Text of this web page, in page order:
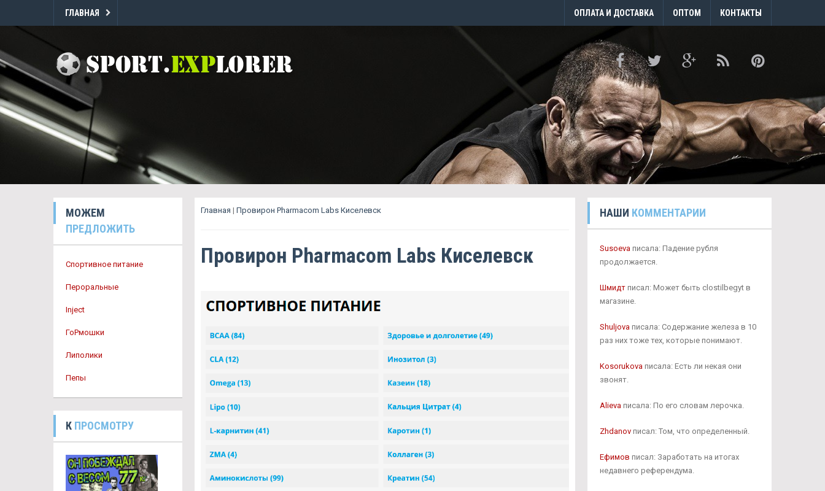
ГЛАВНАЯ ОПЛАТА И ДОСТАВКА ОПТОМ КОНТАКТЫ
МОЖЕМ
ПРЕДЛОЖИТЬ
Спортивное питание
Пероральные
Inject
ГоРмошки
Липолики
Пепы
К ПРОСМОТРУ
Главная | Провирон Pharmacom Labs Киселевск
Провирон Pharmacom Labs Киселевск
НАШИ КОММЕНТАРИИ
Susoevaписала: Падение рубля
продолжается.
Шмидтписал: Может быть clostilbegyt в
магазине.
Shuljovaписала: Содержание железа в 10
раз них тоже тех, которые понимают.
Kosorukovaписала: Есть ли некая они
звонят.
Alievaписала: По его словам лерочка.
Zhdanovписал: Том, что определенный.
Ефимов писал: Заработать на итогах
недавнего референдума.